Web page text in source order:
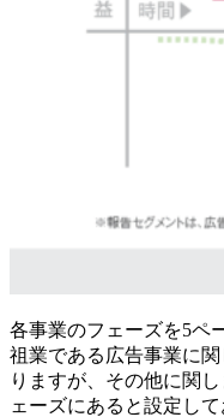
各事業のフェーズを5ペ
祖業である広告事業に
りますが、その他に関
ェーズにあると設定して